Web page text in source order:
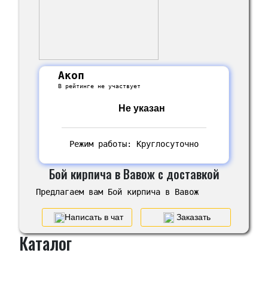
Акоп
В рейтинге не участвует
Не указан
Режим работы: Круглосуточно
Бой кирпича в Вавож с доставкой
Предлагаем вам Бой кирпича в Вавож
Написать в чат Заказать
Каталог